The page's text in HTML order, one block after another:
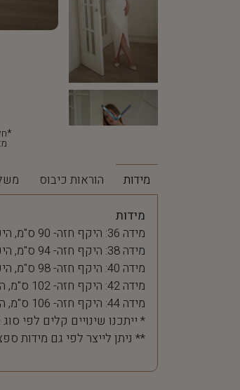
מידות הוראות כיבוס
מידות
מידה 36: היקף חזה- 90 ס"מ, היקף מותן- 68 ס"מ
מידה 38: היקף חזה- 94 ס"מ, היקף מותן- 72 ס"מ
מידה 40: היקף חזה- 98 ס"מ, היקף מותן- 76 ס"מ
מידה 42: היקף חזה- 102 ס"מ, היקף מותן- 80 ס"מ
מידה 44: היקף חזה- 106 ס"מ, היקף מותן- 84 ס"מ
* ייתכנו שינויים קלים לפי
** ניתן לייצר לפי גם מידות